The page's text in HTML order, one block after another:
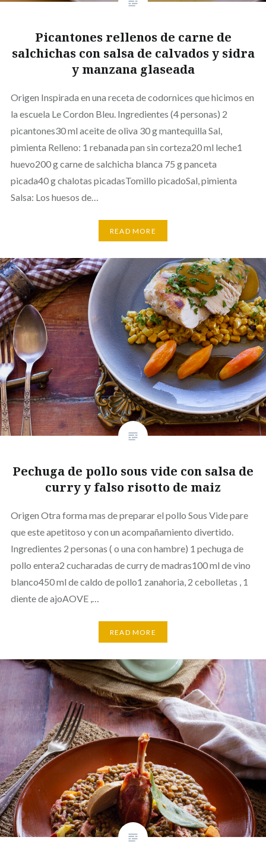
Picantones rellenos de carne de
salchichas con salsa de calvados y sidra
y manzana glaseada
Origen Inspirada en una receta de codornices que hicimos en
la escuela Le Cordon Bleu. Ingredientes (4 personas) 2
picantones30 ml aceite de oliva 30 g mantequilla Sal,
pimienta Relleno: 1 rebanada pan sin corteza20 ml leche1
huevo200 g carne de salchicha blanca 75 g panceta
picada40 g chalotas picadasTomillo picadoSal, pimienta
Salsa: Los huesos de…
READ MORE
Pechuga de pollo sous vide con salsa de
curry y falso risotto de maiz
Origen Otra forma mas de preparar el pollo Sous Vide pare
que este apetitoso y con un acompañamiento divertido.
Ingredientes 2 personas ( o una con hambre) 1 pechuga de
pollo entera2 cucharadas de curry de madras100 ml de vino
blanco450 ml de caldo de pollo1 zanahoria, 2 cebolletas , 1
diente de ajoAOVE ,…
READ MORE